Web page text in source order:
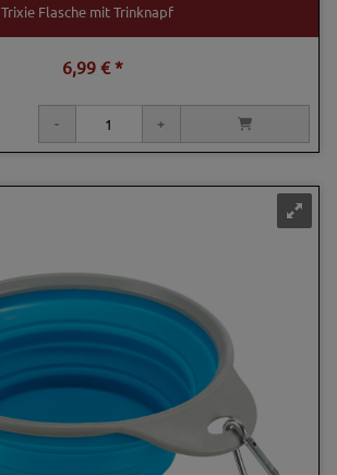
Trixie Flasche mit Trinknapf
6,99 € *